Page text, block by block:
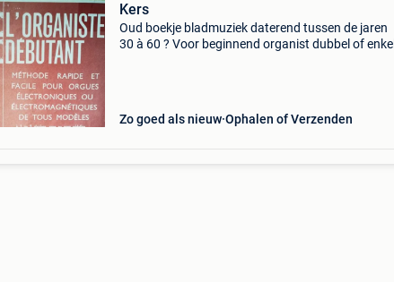
Kers
Oud boekje bladmuziek daterend tussen de jaren
30 à 60 ? Voor beginnend organist dubbel of enkel
Zo goed als nieuw Ophalen of Verzenden